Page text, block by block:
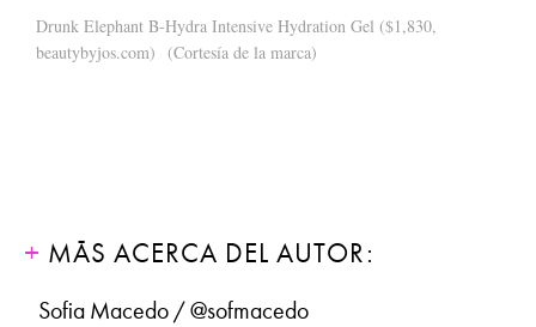
Drunk Elephant B-Hydra Intensive Hydration Gel ($1,830,
beautybyjos.com) (Cortesía de la marca)
MÁS ACERCA DEL AUTOR:
Sofia Macedo / @sofmacedo